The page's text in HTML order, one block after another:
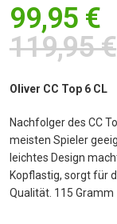
99,95 €
119,95 €
Oliver CC Top 6 CL
Nachfolger des CC
meisten Spieler
leichtes Design
Kopflastig, sorgt für
Qualität. 115 Gramm